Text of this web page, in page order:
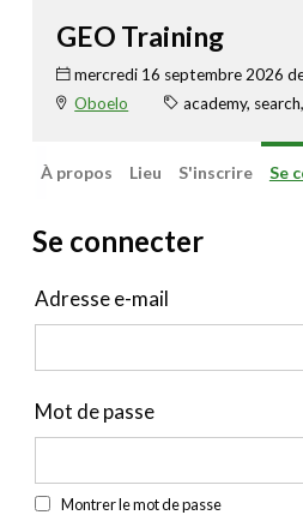
GEO Training
mercredi 16 septembre 2026
Oboelo
academy,
À propos Lieu S'inscrire Se
Se connecter
Adresse e-mail
Mot de passe
Montrer le mot de passe